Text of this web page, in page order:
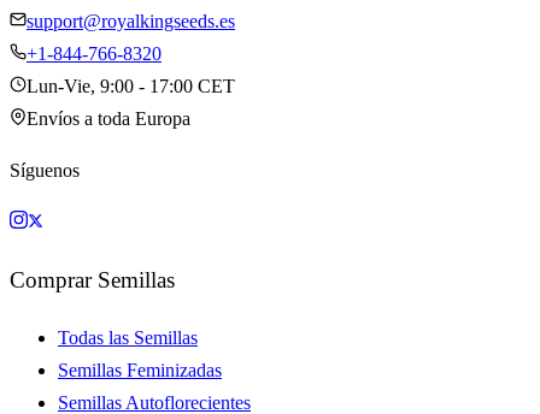
support@royalkingseeds.es
+1-844-766-8320
Lun-Vie, 9:00 - 17:00 CET
Envíos a toda Europa
Síguenos
Comprar Semillas
Todas las Semillas
Semillas Feminizadas
Semillas Autoflorecientes